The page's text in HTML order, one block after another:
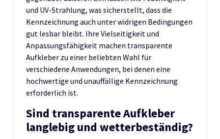
und UV-Strahlung, was sicherstellt, dass die
Kennzeichnung auch unter widrigen Bedingungen
gut lesbar bleibt. Ihre Vielseitigkeit und
Anpassungsfähigkeit machen transparente
Aufkleber zu einer beliebten Wahl für
verschiedene Anwendungen, bei denen eine
hochwertige und unauffällige Kennzeichnung
erforderlich ist.
Sind transparente Aufkleber
langlebig und wetterbeständig?